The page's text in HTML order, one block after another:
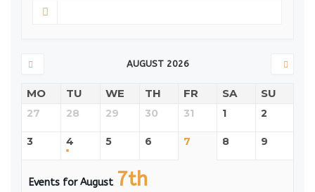
AUGUST 2026
MO TU WE TH FR SA SU
27 28 29 30 31 1 2
3 4 5 6 7 8 9
Events for August 7th